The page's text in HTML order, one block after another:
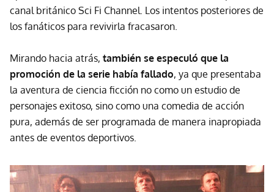
canal británico Sci Fi Channel. Los intentos posteriores de
los fanáticos para revivirla fracasaron.
Mirando hacia atrás, también se especuló que la
promoción de la serie había fallado, ya que presentaba
la aventura de ciencia ficción no como un estudio de
personajes exitoso, sino como una comedia de acción
pura, además de ser programada de manera inapropiada
antes de eventos deportivos.